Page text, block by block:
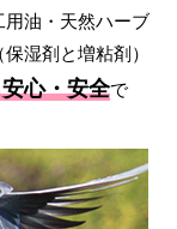
油・天然ハーブ
湿剤と増粘剤）
心・安全で